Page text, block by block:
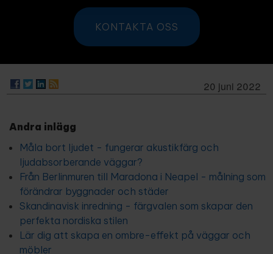
KONTAKTA OSS
20 juni 2022
Andra inlägg
Måla bort ljudet - fungerar akustikfärg och
ljudabsorberande väggar?
Från Berlinmuren till Maradona i Neapel - målning som
förändrar byggnader och städer
Skandinavisk inredning - färgvalen som skapar den
perfekta nordiska stilen
Lär dig att skapa en ombre-effekt på väggar och
möbler